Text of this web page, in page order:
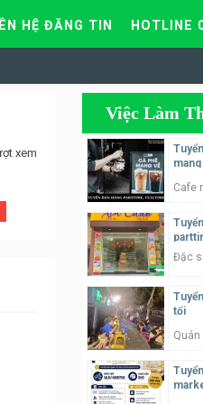
HỆ ĐĂNG TIN HOTLINE
xem
Việc Làm
Cafe
Đặc
tối
Quán